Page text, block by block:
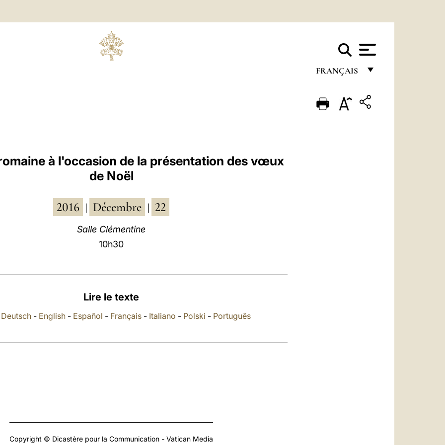
FRANÇAIS
ENGLISH
à l'occasion de la présentation des vœux
de Noël
2016 Décembre 22
Salle Clémentine
10h30
Lire le texte
Deutsch - English - Español - Français - Italiano - Polski - Português
Copyright © Dicastère pour la Communication - Vatican Media